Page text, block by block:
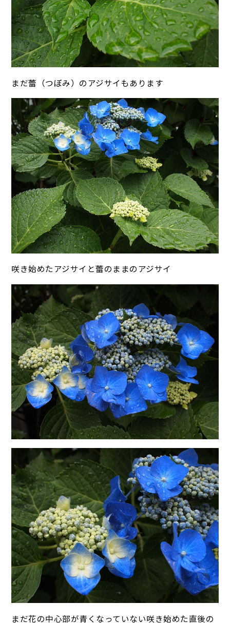
まだ蕾（つぼみ）のアジサイもあります
咲き始めたアジサイと蕾のままのアジサイ
まだ花の中心部が青くなっていない咲き始めた直後の